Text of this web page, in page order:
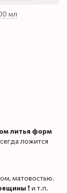
мл
литья форм
ложится
матовостью.
❗️ и т.п.